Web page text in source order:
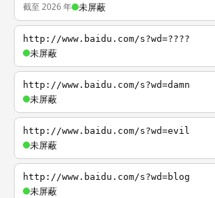
截至 2026 年 未屏蔽
http://www.baidu.com/s?wd=????
未屏蔽
http://www.baidu.com/s?wd=damn
未屏蔽
http://www.baidu.com/s?wd=evil
未屏蔽
http://www.baidu.com/s?wd=blog
未屏蔽